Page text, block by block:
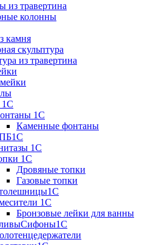
из травертина
колонны
камня
скульптура
из травертина
1C
Каменные фонтаны
1С
1С
Дровяные топки
Газовые топки
1С
Бронзовые лейки для ванны